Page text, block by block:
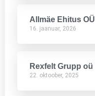
Allmäe Ehitus OÜ
16. jaanuar, 2026
Rexfelt Grupp oü
22. oktoober, 2025